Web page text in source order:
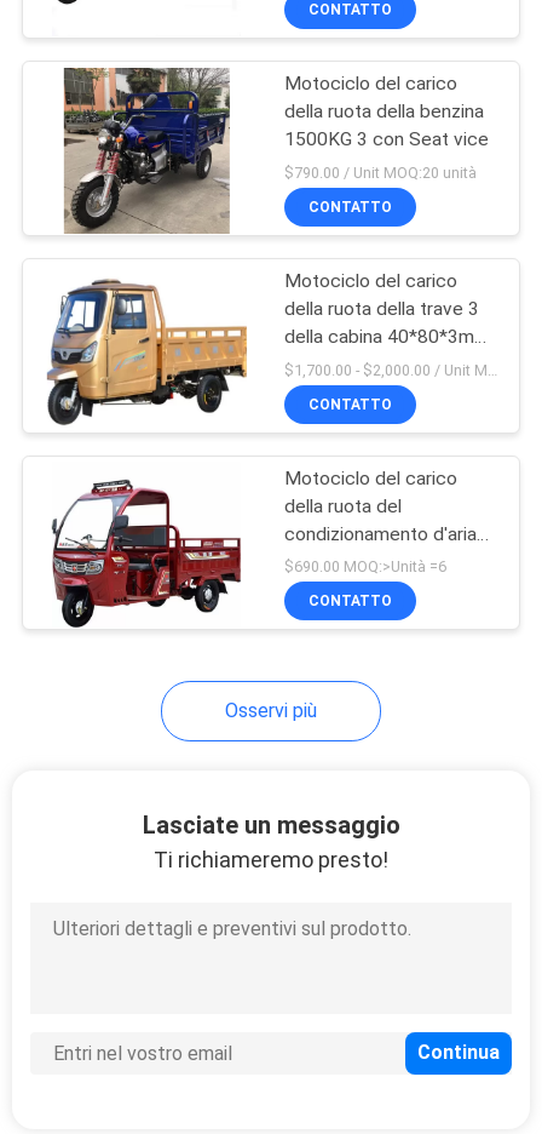
Triciclo della
benzina
Triciclo della cabina
38
CONTATTO
Motociclo del carico
della ruota della benzina
1500KG 3 con Seat vice
$790.00 / Unit MOQ:20 unità
CONTATTO
Motociclo del carico
della ruota della trave 3
della cabina 40*80*3mm
del motorino
CONTATTO
Motociclo del carico
della ruota del
condizionamento d'aria
70km/H 150cc tre
$690.00 MOQ:>Unità =6
CONTATTO
Osservi più
Lasciate un messaggio
Ti richiameremo presto!